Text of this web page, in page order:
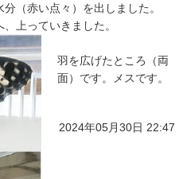
（赤い点々）を出しました。
上っていきました。
羽を広げたところ（両
面）です。メスです。
2024年05月30日 22:47